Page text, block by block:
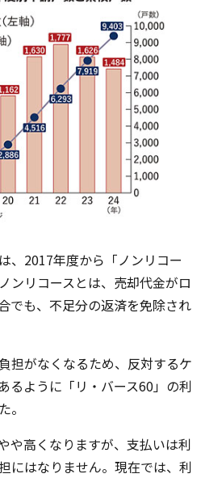
、2017年度から「ノンリコー
ンリコースとは、売却代金がロ
でも、不足分の返済を免除され
担がなくなるため、反対するケ
るように「リ・バース60」の利
。
や高くなりますが、支払いは利
にはなりません。現在では、利